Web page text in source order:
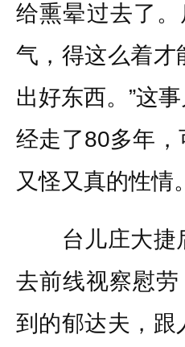
给熏晕过去了
气，得这么着才
出好东西。”这
经走了80多年
又怪又真的性情。
台儿庄大捷后
去前线视察慰
到的郁达夫，跟